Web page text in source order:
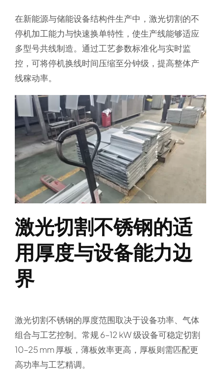
在新能源与储能设备结构件生产中，激光切割的不
停机加工能力与快速换单特性，使生产线能够适应
多型号共线制造。通过工艺参数标准化与实时监
控，可将停机换线时间压缩至分钟级，提高整体产
线稼动率。
激光切割不锈钢的适
用厚度与设备能力边
界
激光切割不锈钢的厚度范围取决于设备功率、气体
组合与工艺控制。常规 6–12 kW 级设备可稳定切割
10–25 mm 厚板，薄板效率更高，厚板则需匹配更
高功率与工艺精调。